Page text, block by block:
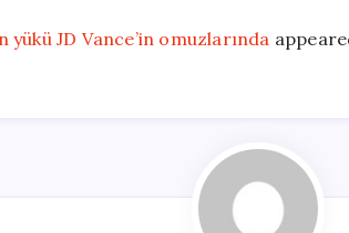
yükü JD Vance’in omuzlarında